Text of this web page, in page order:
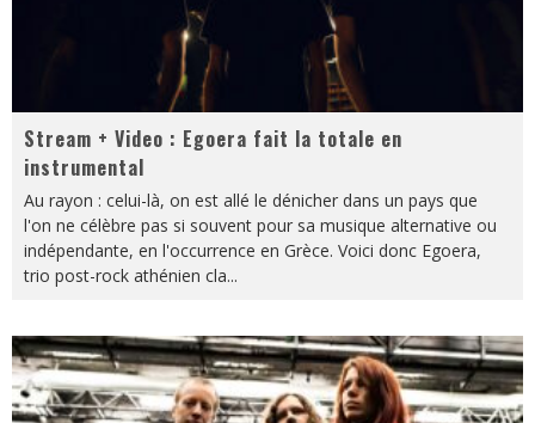
Stream + Video : Egoera fait la totale en
instrumental
Au rayon : celui-là, on est allé le dénicher dans un pays que
l'on ne célèbre pas si souvent pour sa musique alternative ou
indépendante, en l'occurrence en Grèce. Voici donc Egoera,
trio post-rock athénien cla...